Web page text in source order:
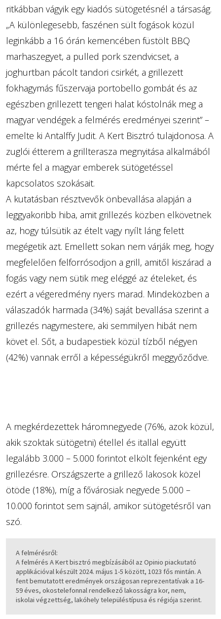
ritkábban vágyik egy kiadós sütögetésnél a társaság.
„A különlegesebb, faszénen sült fogások közül
leginkább a 16 órán kemencében füstölt BBQ
marhaszegyet, a pulled pork szendvicset, a
joghurtban pácolt tandori csirkét, a grillezett
fokhagymás fűszervaja portobello gombát és az
egészben grillezett tengeri halat kóstolnák meg a
magyar vendégek a felmérés eredményei szerint” –
emelte ki Antalffy Judit. A Kert Bisztró tulajdonosa. A
zuglói étterem a grillterasza megnyitása alkalmából
mérte fel a magyar emberek sütögetéssel
kapcsolatos szokásait.
A kutatásban résztvevők önbevallása alapján a
leggyakoribb hiba, amit grillezés közben elkövetnek
az, hogy túlsütik az ételt vagy nyílt láng felett
megégetik azt. Emellett sokan nem várják meg, hogy
megfelelően felforrósodjon a grill, amitől kiszárad a
fogás vagy nem sütik meg eléggé az ételeket, és
ezért a végeredmény nyers marad. Mindeközben a
válaszadók harmada (34%) saját bevallása szerint a
grillezés nagymestere, aki semmilyen hibát nem
követ el. Sőt, a budapestiek közül tízből négyen
(42%) vannak erről a képességükről meggyőződve.
A megkérdezettek háromnegyede (76%, azok közül,
akik szoktak sütögetni) étellel és itallal együtt
legalább 3.000 – 5.000 forintot elkölt fejenként egy
grillezésre. Országszerte a grillező lakosok közel
ötöde (18%), míg a fővárosiak negyede 5.000 –
10.000 forintot sem sajnál, amikor sütögetésről van
szó.
A felmérésről:
A felmérés A Kert bisztró megbízásából az Opinio piackutató
applikációval készült 2024. május 1-5 között, 1023 fős mintán. A
fent bemutatott eredmények országosan reprezentatívak a 16-
59 éves, okostelefonnal rendelkező lakosságra kor, nem,
iskolai végzettség, lakóhely településtípusa és régiója szerint.